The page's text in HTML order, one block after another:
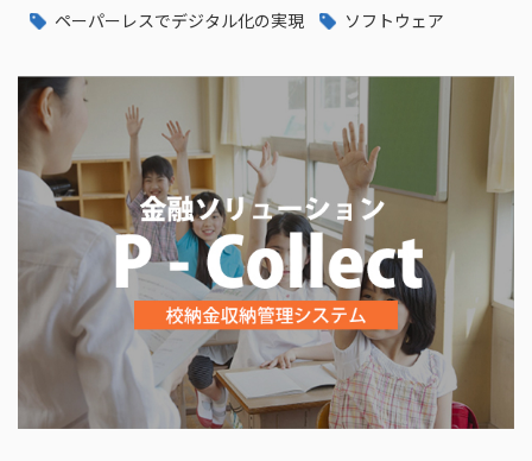
ペーパーレスでデジタル化の実現
ソフトウェア